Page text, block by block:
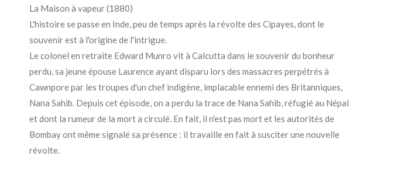
La Maison à vapeur (1880)
L'histoire se passe en Inde, peu de temps après la révolte des Cipayes, dont le
souvenir est à l'origine de l'intrigue.
Le colonel en retraite Edward Munro vit à Calcutta dans le souvenir du bonheur
perdu, sa jeune épouse Laurence ayant disparu lors des massacres perpétrés à
Cawnpore par les troupes d'un chef indigène, implacable ennemi des Britanniques,
Nana Sahib. Depuis cet épisode, on a perdu la trace de Nana Sahib, réfugié au Népal
et dont la rumeur de la mort a circulé. En fait, il n'est pas mort et les autorités de
Bombay ont même signalé sa présence : il travaille en fait à susciter une nouvelle
révolte.